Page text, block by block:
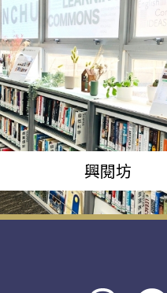
興閱坊